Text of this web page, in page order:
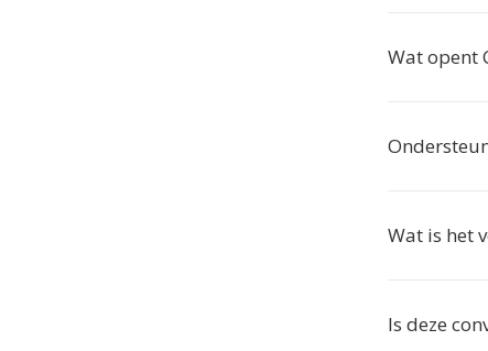
Wat opent
Wat is het
Is deze